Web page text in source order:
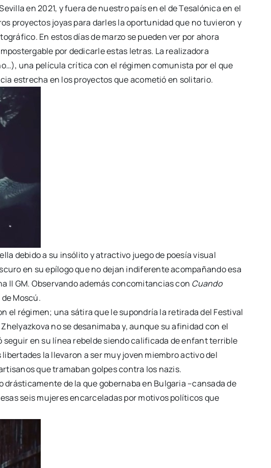
en 2021, y fuera de nuestro país en el de Tesalónica en el
proyectos joyas para darles la oportunidad que no tuvieron y
En estos días de marzo se pueden ver por ahora
por dedicarle estas letras. La realizadora
una película crítica con el régimen comunista por el que
estrecha en los proyectos que acometió en solitario.
debido a su insólito y atractivo juego de poesía visual
en su epílogo que no dejan indiferente acompañando esa
II GM. Observando además concomitancias con Cuando
Moscú.
régimen; una sátira que le supondría la retirada del Festival
no se desanimaba y, aunque su afinidad con el
en su línea rebelde siendo calificada de enfant terrible
la llevaron a ser muy joven miembro activo del
que tramaban golpes contra los nazis.
de la que gobernaba en Bulgaria –cansada de
seis mujeres encarceladas por motivos políticos que